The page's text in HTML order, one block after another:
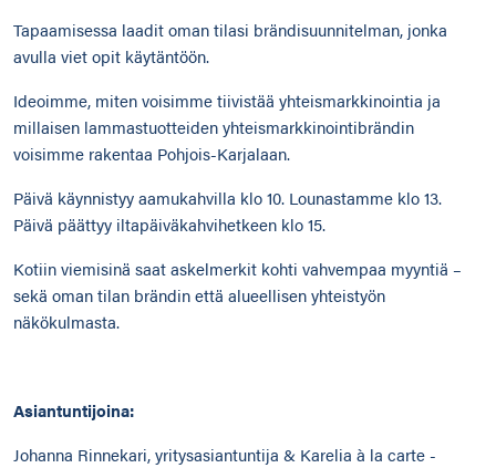
Tapaamisessa laadit oman tilasi brändisuunnitelman, jonka
avulla viet opit käytäntöön.
Ideoimme, miten voisimme tiivistää yhteismarkkinointia ja
millaisen lammastuotteiden yhteismarkkinointibrändin
voisimme rakentaa Pohjois-Karjalaan.
Päivä käynnistyy aamukahvilla klo 10. Lounastamme klo 13.
Päivä päättyy iltapäiväkahvihetkeen klo 15.
Kotiin viemisinä saat askelmerkit kohti vahvempaa myyntiä –
sekä oman tilan brändin että alueellisen yhteistyön
näkökulmasta.
Asiantuntijoina:
Johanna Rinnekari, yritysasiantuntija & Karelia à la carte -